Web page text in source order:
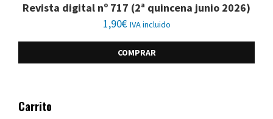
Revista digital nº 717 (2ª quincena junio 2026)
1,90€ IVA incluido
COMPRAR
Carrito